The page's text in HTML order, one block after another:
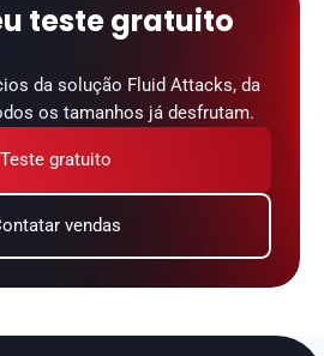
teste gratuito
da solução Fluid Attacks, da
os tamanhos já desfrutam.
Teste gratuito
vendas